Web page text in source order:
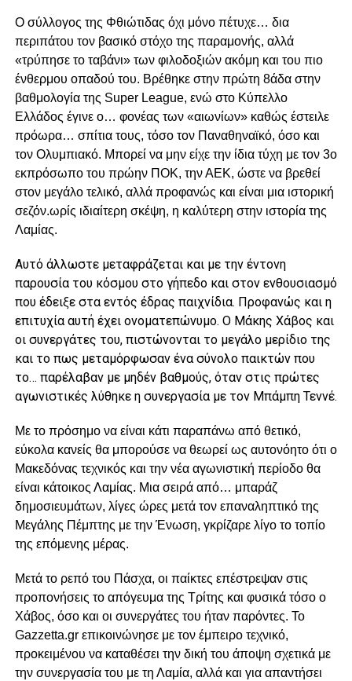
Ο σύλλογος της Φθιώτιδας όχι μόνο πέτυχε… δια
περιπάτου τον βασικό στόχο της παραμονής, αλλά
«τρύπησε το ταβάνι» των φιλοδοξιών ακόμη και του πιο
ένθερμου οπαδού του. Βρέθηκε στην πρώτη 8άδα στην
βαθμολογία της Super League, ενώ στο Κύπελλο
Ελλάδος έγινε ο… φονέας των «αιωνίων» καθώς έστειλε
πρόωρα… σπίτια τους, τόσο τον Παναθηναϊκό, όσο και
τον Ολυμπιακό. Μπορεί να μην είχε την ίδια τύχη με τον 3ο
εκπρόσωπο του πρώην ΠΟΚ, την ΑΕΚ, ώστε να βρεθεί
στον μεγάλο τελικό, αλλά προφανώς και είναι μια ιστορική
σεζόν.ωρίς ιδιαίτερη σκέψη, η καλύτερη στην ιστορία της
Λαμίας.
Αυτό άλλωστε μεταφράζεται και με την έντονη
παρουσία του κόσμου στο γήπεδο και στον ενθουσιασμό
που έδειξε στα εντός έδρας παιχνίδια. Προφανώς και η
επιτυχία αυτή έχει ονοματεπώνυμο. Ο Μάκης Χάβος και
οι συνεργάτες του, πιστώνονται το μεγάλο μερίδιο της
και το πως μεταμόρφωσαν ένα σύνολο παικτών που
το… παρέλαβαν με μηδέν βαθμούς, όταν στις πρώτες
αγωνιστικές λύθηκε η συνεργασία με τον Μπάμπη Τεννέ.
Με το πρόσημο να είναι κάτι παραπάνω από θετικό,
εύκολα κανείς θα μπορούσε να θεωρεί ως αυτονόητο ότι ο
Μακεδόνας τεχνικός και την νέα αγωνιστική περίοδο θα
είναι κάτοικος Λαμίας. Μια σειρά από… μπαράζ
δημοσιευμάτων, λίγες ώρες μετά τον επαναληπτικό της
Μεγάλης Πέμπτης με την Ένωση, γκρίζαρε λίγο το τοπίο
της επόμενης μέρας.
Μετά το ρεπό του Πάσχα, οι παίκτες επέστρεψαν στις
προπονήσεις το απόγευμα της Τρίτης και φυσικά τόσο ο
Χάβος, όσο και οι συνεργάτες του ήταν παρόντες. Το
Gazzetta.gr επικοινώνησε με τον έμπειρο τεχνικό,
προκειμένου να καταθέσει την δική του άποψη σχετικά με
την συνεργασία του με τη Λαμία, αλλά και για απαντήσει